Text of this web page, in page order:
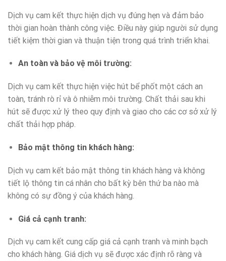
Dịch vụ cam kết thực hiện dịch vụ đúng hẹn và đảm bảo
thời gian hoàn thành công việc. Điều này giúp người sử dụng
tiết kiệm thời gian và thuận tiện trong quá trình triển khai.
An toàn và bảo vệ môi trường:
Dịch vụ cam kết thực hiện việc hút bể phốt một cách an
toàn, tránh rò rỉ và ô nhiễm môi trường. Chất thải sau khi
hút sẽ được xử lý theo quy định và giao cho các cơ sở xử lý
chất thải hợp pháp.
Bảo mật thông tin khách hàng:
Dịch vụ cam kết bảo mật thông tin khách hàng và không
tiết lộ thông tin cá nhân cho bất kỳ bên thứ ba nào mà
không có sự đồng ý của khách hàng.
Giá cả cạnh tranh:
Dịch vụ cam kết cung cấp giá cả cạnh tranh và minh bạch
cho khách hàng. Giá dịch vụ sẽ được xác định rõ ràng và